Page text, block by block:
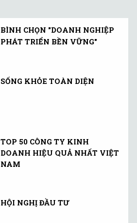
BÌNH CHỌN "DOANH NGHIỆP
PHÁT TRIỂN BỀN VỮNG"
SỐNG KHỎE TOÀN DIỆN
TOP 50 CÔNG TY KINH
DOANH HIỆU QUẢ NHẤT VIỆT
NAM
HỘI NGHỊ ĐẦU TƯ